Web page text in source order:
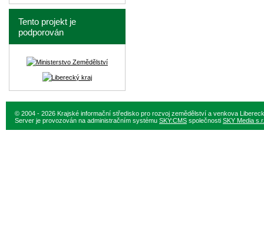
Tento projekt je
podporován
© 2004 - 2026 Krajské informační středisko pro rozvoj zemědělství a venkova
Server je provozován na administračním systému SKY:CMS společnosti SKY Media